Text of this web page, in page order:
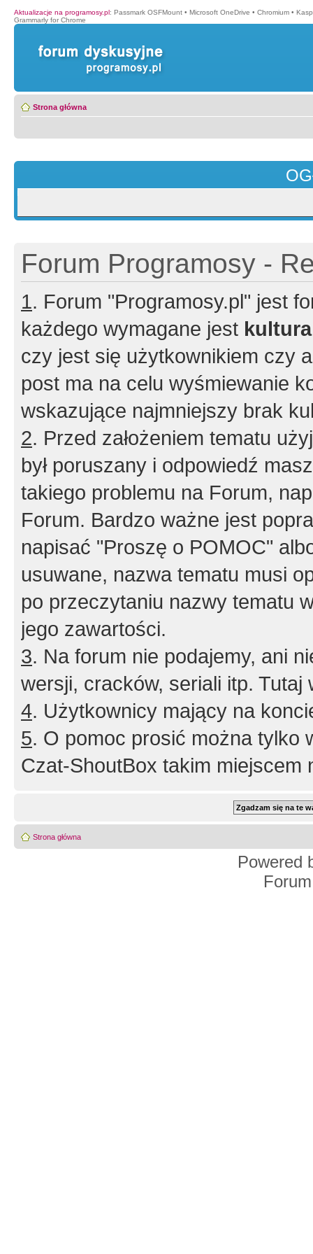
Aktualizacje na programosy.pl: Passmark OSFMount • Microsoft OneDrive • Chromium •
Grammarly for Chrome
Strona główna
Forum Programosy -
1. Forum "Programosy.pl" jest
każdego wymagane jest
czy jest się użytkownikiem czy
post ma na celu wyśmiewanie
wskazujące najmniejszy brak
2. Przed założeniem tematu
był poruszany i odpowiedź
takiego problemu na Forum,
Forum. Bardzo ważne jest
napisać "Proszę o POMOC"
usuwane, nazwa tematu musi
po przeczytaniu nazwy tematu
jego zawartości.
3. Na forum nie podajemy, ani
wersji, cracków, seriali itp. Tutaj
4. Użytkownicy mający na
5. O pomoc prosić można tylko
Czat-ShoutBox takim miejscem
Strona główna
Powered